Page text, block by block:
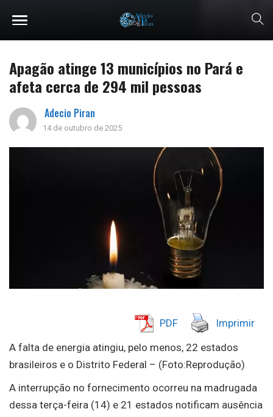
Apagão atinge 13 municípios no Pará e
afeta cerca de 294 mil pessoas
Adecio Piran
14 de outubro de 2025
PDF Imprimir
A falta de energia atingiu, pelo menos, 22 estados
brasileiros e o Distrito Federal – (Foto:Reprodução)
A interrupção no fornecimento ocorreu na madrugada
dessa terça-feira (14) e 21 estados notificam ausência